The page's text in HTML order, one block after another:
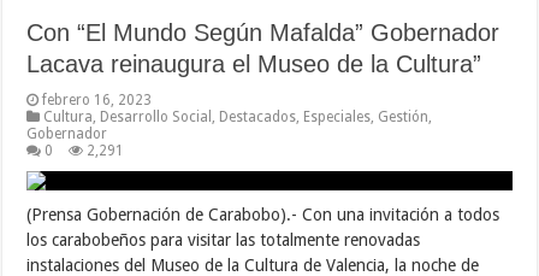
Con “El Mundo Según Mafalda” Gobernador
Lacava reinaugura el Museo de la Cultura”
febrero 16, 2023
Cultura Desarrollo Social Destacados Especiales Gestión
Gobernador
0
2,291
(Prensa Gobernación de Carabobo).- Con una invitación a todos
los carabobeños para visitar las totalmente renovadas
instalaciones del Museo de la Cultura de Valencia, la noche de